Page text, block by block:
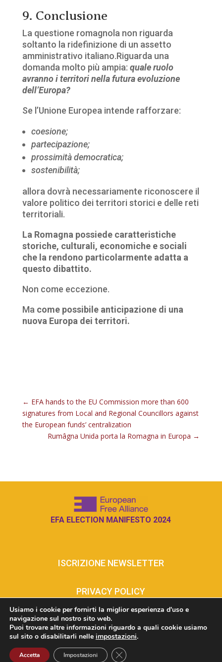
9. Conclusione
La questione romagnola non riguarda
soltanto la ridefinizione di un assetto
amministrativo italiano.Riguarda una
domanda molto più ampia: quale ruolo
avranno i territori nella futura evoluzione
dell’Europa?
Se l’Unione Europea intende rafforzare:
coesione;
partecipazione;
prossimità democratica;
sostenibilità;
allora dovrà necessariamente riconoscere il
valore politico dei territori storici e delle reti
territoriali.
La Romagna possiede caratteristiche
storiche, culturali, economiche e sociali
che la rendono particolarmente adatta a
questo dibattito.
Non come eccezione.
Ma come possibile anticipazione di una
nuova Europa dei territori.
← EFA hands to the EU Commission more than 600
signatures from Local and Regional Councillors against
the European funds’ centralization
Rumâgna Unida porta la Romagna in Europa →
EFA ELECTION MANIFESTO 2024
ISCRIZIONE NEWSLETTER
PRIVACY POLICY
COOKIE POLICY
INFO@RUMAGNAUNIDA.EU
Usiamo i cookie per fornirti la miglior esperienza d'uso e
navigazione sul nostro sito web.
Puoi trovare altre informazioni riguardo a quali cookie usiamo
sul sito o disabilitarli nelle impostazioni.
Accetta Impostazioni Close GDPR Cookie Banner